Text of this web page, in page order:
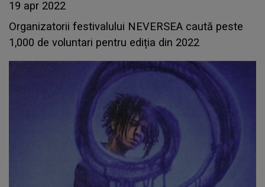
19 apr 2022
Organizatorii festivalului NEVERSEA caută peste
1,000 de voluntari pentru ediția din 2022